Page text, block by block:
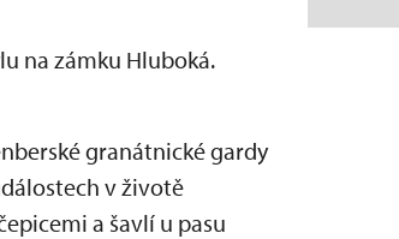
na zámku Hluboká.
granátnické gardy
v životě
a šavlí u pasu